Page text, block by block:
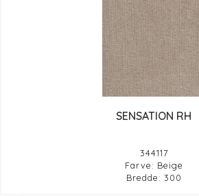
SENSATION RH
344117
Farve: Beige
Bredde: 300